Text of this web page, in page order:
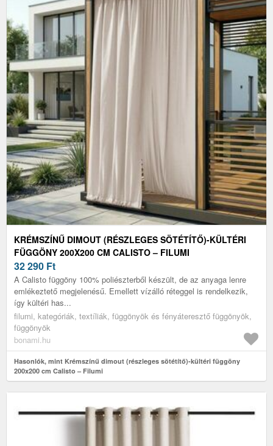
KRÉMSZÍNŰ DIMOUT (RÉSZLEGES SÖTÉTÍTŐ)-KÜLTÉRI
FÜGGÖNY 200X200 CM CALISTO – FILUMI
32 290 Ft
A Calisto függöny 100% poliészterből készült, de az anyaga lenre
emlékeztető megjelenésű. Emellett vízálló réteggel is rendelkezik,
így kültéri has...
filumi, kategóriák, textíliák, függönyök és fényáteresztő függönyök,
függönyök
bonami.hu
Hasonlók, mint Krémszínű dimout (részleges sötétítő)-kültéri függöny
200x200 cm Calisto – Filumi